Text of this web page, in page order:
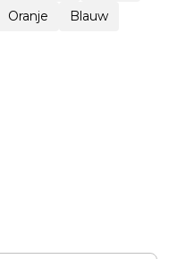
Oranje
Blauw